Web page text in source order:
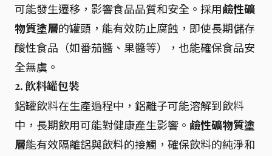
可能發生遷移，影響食品品質和安全。採用鹼性礦
物質塗層的罐頭，能有效防止腐蝕，即使長期儲存
酸性食品（如番茄醬、果醬等），也能確保食品安
全無虞。
2. 飲料罐包裝
鋁罐飲料在生產過程中，鋁離子可能溶解到飲料
中，長期飲用可能對健康產生影響。 鹼性礦物質塗
層能有效隔離鋁與飲料的接觸，確保飲料的純淨和